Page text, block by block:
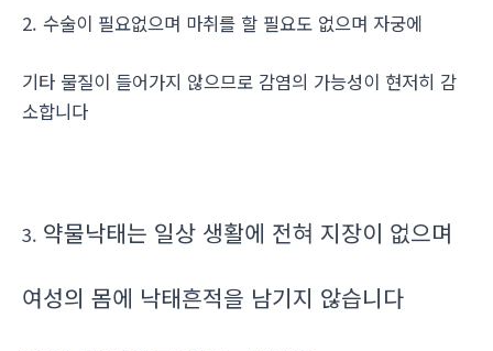
2. 수술이 필요없으며 마취를 할 필요도 없으며 자궁에
기타 물질이 들어가지 않으므로 감염의 가능성이 현저히 감
소합니다
3. 약물낙태는 일상 생활에 전혀 지장이 없으며
여성의 몸에 낙태흔적을 남기지 않습니다